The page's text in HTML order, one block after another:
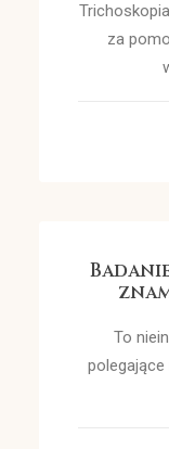
za
To